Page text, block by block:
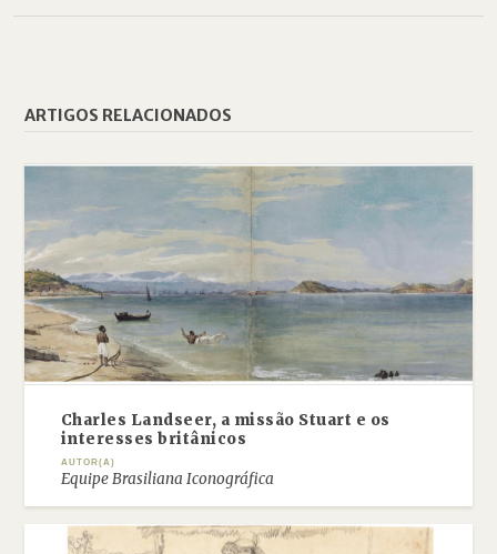
ARTIGOS RELACIONADOS
Charles Landseer, a missão Stuart e os
interesses britânicos
AUTOR(A)
Equipe Brasiliana Iconográfica